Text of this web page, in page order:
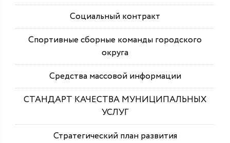
Социальный контракт
Спортивные сборные команды городского
округа
Средства массовой информации
СТАНДАРТ КАЧЕСТВА МУНИЦИПАЛЬНЫХ
УСЛУГ
Стратегический план развития